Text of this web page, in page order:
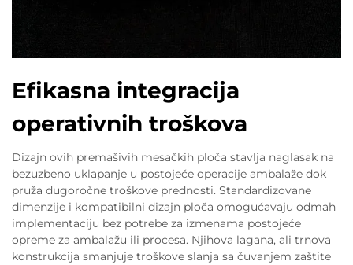
Efikasna integracija
operativnih troškova
Dizajn ovih premašivih mesačkih ploča stavlja naglasak na
bezuzbeno uklapanje u postojeće operacije ambalaže dok
pruža dugoročne troškove prednosti. Standardizovane
dimenzije i kompatibilni dizajn ploča omogućavaju odmah
implementaciju bez potrebe za izmenama postojeće
opreme za ambalažu ili procesa. Njihova lagana, ali trnova
konstrukcija smanjuje troškove slanja sa čuvanjem zaštite